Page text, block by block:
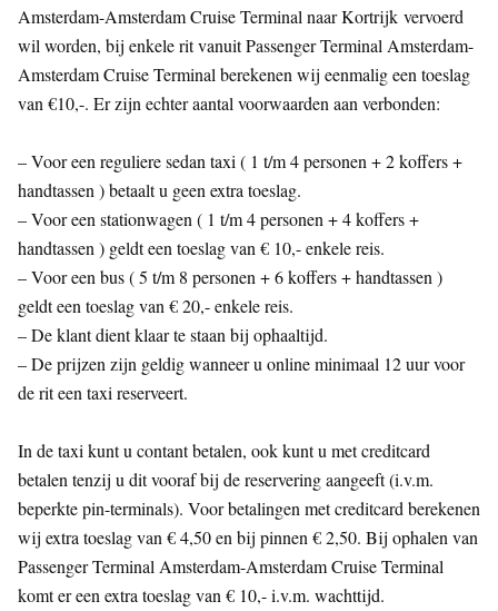
Amsterdam-Amsterdam Cruise Terminal naar Kortrijk vervoerd
wil worden, bij enkele rit vanuit Passenger Terminal Amsterdam-
Amsterdam Cruise Terminal berekenen wij eenmalig een toeslag
van €10,-. Er zijn echter aantal voorwaarden aan verbonden:
– Voor een reguliere sedan taxi ( 1 t/m 4 personen + 2 koffers +
handtassen ) betaalt u geen extra toeslag.
– Voor een stationwagen ( 1 t/m 4 personen + 4 koffers +
handtassen ) geldt een toeslag van € 10,- enkele reis.
– Voor een bus ( 5 t/m 8 personen + 6 koffers + handtassen )
geldt een toeslag van € 20,- enkele reis.
– De klant dient klaar te staan bij ophaaltijd.
– De prijzen zijn geldig wanneer u online minimaal 12 uur voor
de rit een taxi reserveert.
In de taxi kunt u contant betalen, ook kunt u met creditcard
betalen tenzij u dit vooraf bij de reservering aangeeft (i.v.m.
beperkte pin-terminals). Voor betalingen met creditcard berekenen
wij extra toeslag van € 4,50 en bij pinnen € 2,50. Bij ophalen van
Passenger Terminal Amsterdam-Amsterdam Cruise Terminal
komt er een extra toeslag van € 10,- i.v.m. wachttijd.